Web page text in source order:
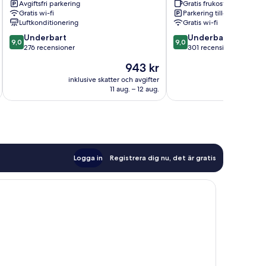
Avgiftsfri parkering
Gratis wi-fi
Luftkonditionering
9.0
av
9,0 Underbart
276 recensioner
Priset
är
943 kr
943 kr
inklusive skatter och avgifter
11 aug. – 12 aug.
Santorini
Gratis frukost
Parkering tillgänglig
Gratis wi-fi
9.0
av
9,0 Underbart
301 recensioner
Logga in Registrera dig nu, det är gratis